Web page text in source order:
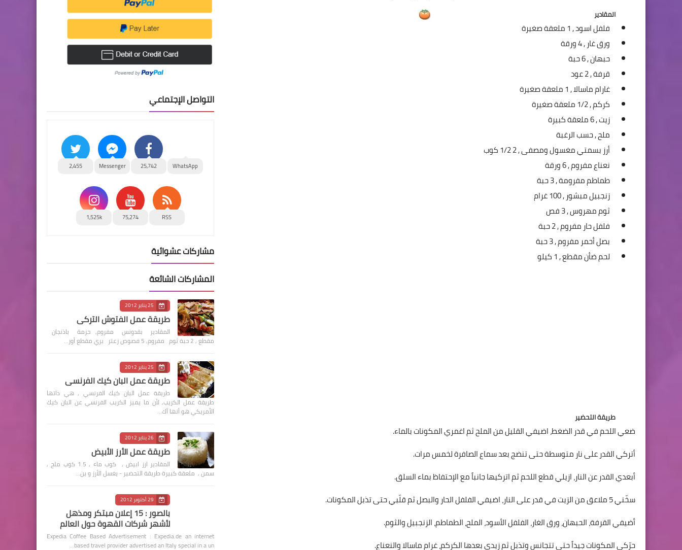
المقادير
فلفل اسود ,
ورق غار ,
حبهان ,
قرفة ,
غارام ماسالا ,
كركم ,
زيت ,
ملح ,حسب الرغبة
أرز بسمتي مغسول ومصفى ,
نعناع مفروم ,
طماطم مفرومة ,
زنجبيل مبشور ,
ثوم مهروس ,
فلفل حار مفروم ,
بصل أحمر مفروم ,
لحم ضأن مقطع ,
طريقة التحضير
ضعي اللحم في قدر الضغط، اضيفي القليل من الملح ثم اغمري المكونات بالماء.
أتركي القدر على نار متوسطة حتى تنضج بعد سماع الصافرة لخمس مرات.
أبعدي القدر عن النار، ازيلي قطع اللحم ثم اتركيها جانباً مع الإحتفاظ بماء السلق.
سخّني 5 ملاعق من الزيت في قدر على النار، اضيفي الفلفل الحار والبصل ثم قلّبي حتى تذبل المكونات.
أضيفي القرفة، الحبهان، ورق الغار، الفلفل الأسود، الملح، الطماطم، الزنجبيل والثوم.
حرّكي المكونات جيداً حتى تتجانس وتذبل ثم زيدي بعدها الكركم، غرام ماسالا والنعناع.
التواصل الإجتماعي
WhatsApp
25,742
Messenger
2,455
RSS
75,274
1,525k
مشاركات عشوائية
المشاركات الشائعة
25 يناير 2012
طريقة عمل الفتوش التركي
المقادير بقدونس مفروم, حزمة باذنجان
مقطع , 2 حبة ثوم مفروم, 5 فصوص زعتر بري مقطع أور…
25 يناير 2012
طريقة عمل البان كيك الفرنسي
طريقة عمل البان كيك الفرنسي , هي ذاتها
طريقة عمل الكريب, لأن ما يميز الكريب الفرنسي عن البان كيك
الأمريكي هو أنها أك…
26 يناير 2012
طريقة عمل الأرز الأبيض
المقادير ارز ابيض , كوب ماء , 1.5 كوب ملح ,
سمن , ملعقة كبيرة طريقة التحضير - يغسل الأرز و ين…
29 أكتوبر 2012
بالصور : 15 إعلان مبتكر ومذهل
لأشهر شركات القهوة حول العالم
Expedia Coffee Based Advertisement : Expedia.de an internet
based travel provider advertised an Italy special in a un…